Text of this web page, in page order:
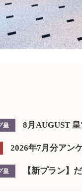
皇 8月AUGUST
2026年7月分アン
皇 【新プラン】